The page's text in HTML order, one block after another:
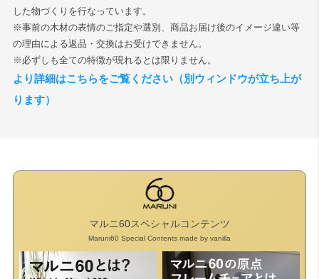
した物づくりを行なっています。
※事前の木材の表情のご指定や選別、商品お届け後のイメージ違い等
の理由による返品・交換はお受けできません。
※必ずしも全ての特徴が現れるとは限りません。
より詳細はこちらをご覧ください（別ウィンドウが立ち上が
ります）
マルニ60スペシャルコンテンツ
Maruni60 Special Contents made by vanilla